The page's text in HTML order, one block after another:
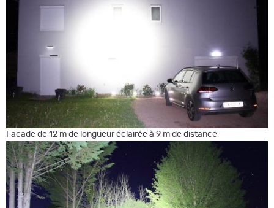
Facade de 12 m de longueur éclairée à 9 m de distance